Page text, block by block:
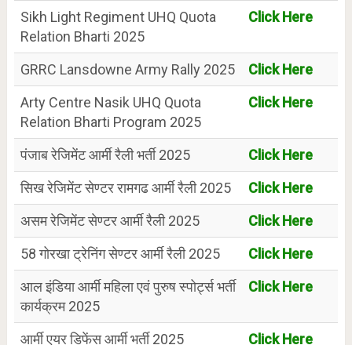
Sikh Light Regiment UHQ Quota
Relation Bharti 2025
Click Here
GRRC Lansdowne Army Rally 2025
Click Here
Arty Centre Nasik UHQ Quota
Relation Bharti Program 2025
Click Here
पंजाब रेजिमेंट आर्मी रैली भर्ती 2025
Click Here
सिख रेजिमेंट सेण्टर रामगढ आर्मी रैली 2025
Click Here
असम रेजिमेंट सेण्टर आर्मी रैली 2025
Click Here
58 गोरखा ट्रेनिंग सेण्टर आर्मी रैली 2025
Click Here
आल इंडिया आर्मी महिला एवं पुरुष स्पोर्ट्स भर्ती
कार्यक्रम 2025
Click Here
आर्मी एयर डिफेंस आर्मी भर्ती 2025 Click Here